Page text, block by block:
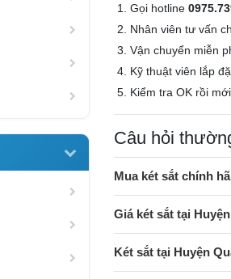
Gọi hotline
Nhân viên tư vấn
Vận chuyển miễn
Kỹ thuật viên lắp
Kiểm tra OK rồi
Câu hỏi
Mua két sắt chính
Giá két sắt tại
Két sắt tại Huyện